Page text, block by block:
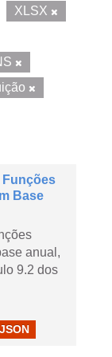
XLSX
Funções
Base
anual,
9.2 dos
JSON